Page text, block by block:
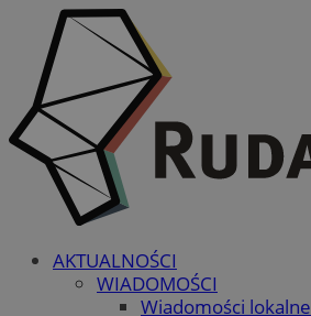
AKTUALNOŚCI
WIADOMOŚCI
Wiadomości lokalne